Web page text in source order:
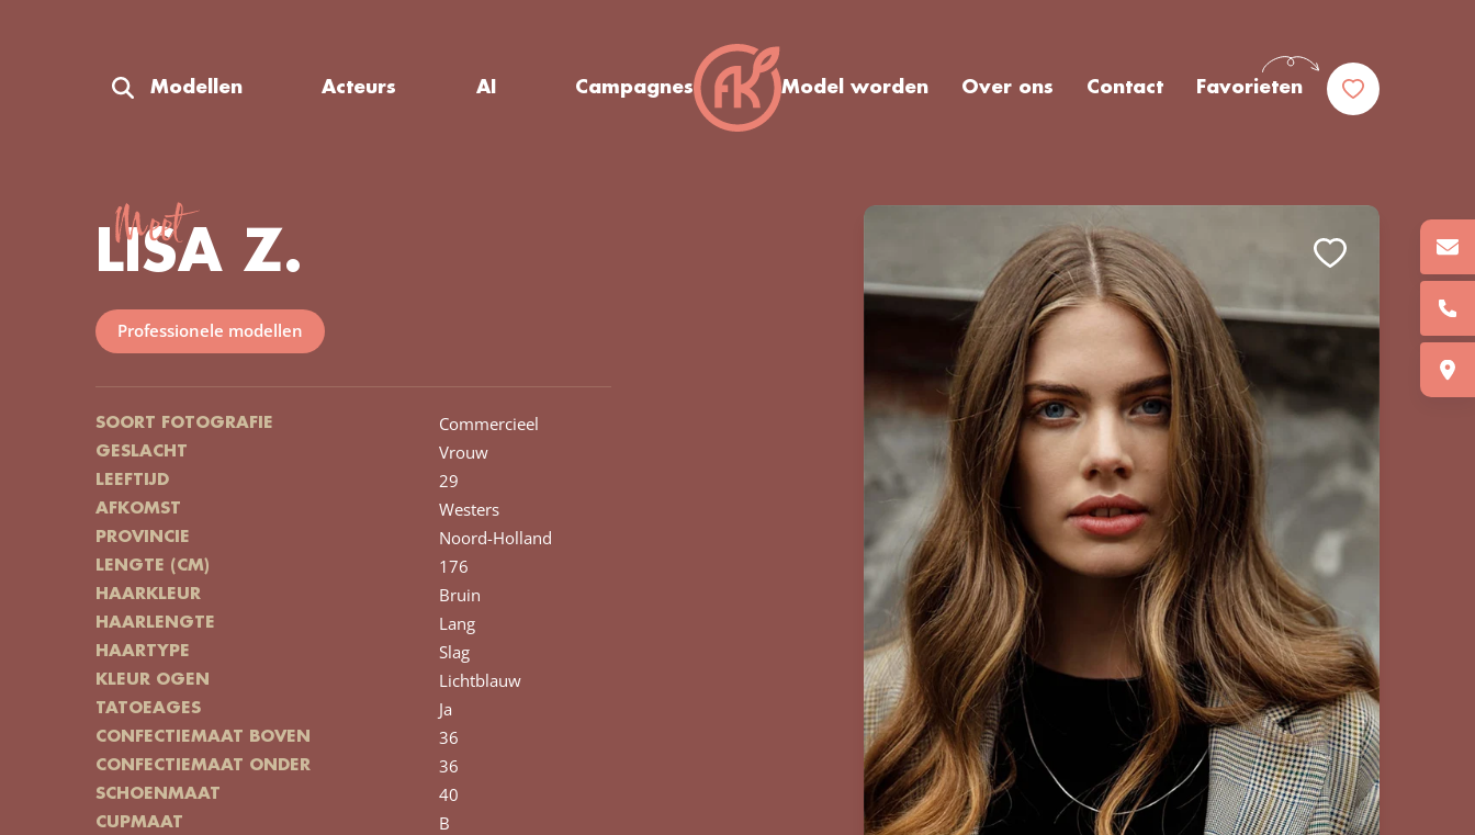
Modellen Acteurs AI Campagnes Model worden Over ons Contact Favorieten
Meet
LISA Z.
Professionele modellen
SOORT FOTOGRAFIE Commercieel
GESLACHT Vrouw
LEEFTIJD 29
AFKOMST Westers
PROVINCIE Noord-Holland
LENGTE (CM) 176
HAARKLEUR Bruin
HAARLENGTE Lang
HAARTYPE Slag
KLEUR OGEN Lichtblauw
TATOEAGES Ja
CONFECTIEMAAT BOVEN 36
CONFECTIEMAAT ONDER 36
SCHOENMAAT 40
CUPMAAT B